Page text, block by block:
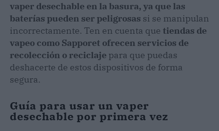
vaper desechable en la basura, ya que las
baterías pueden ser peligrosas si se manipulan
incorrectamente. Ten en cuenta que tiendas de
vapeo como Sapporet ofrecen servicios de
recolección o reciclaje para que puedas
deshacerte de estos dispositivos de forma
segura.
Guía para usar un vaper
desechable por primera vez